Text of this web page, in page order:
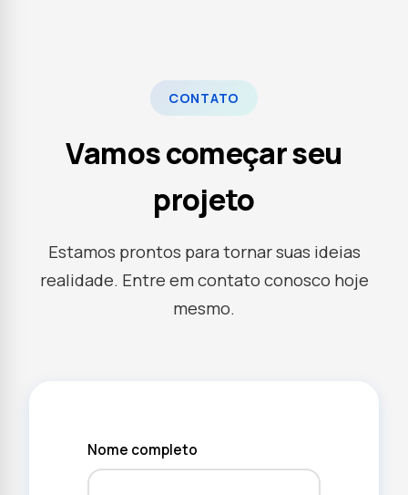
CONTATO
Vamos começar seu
projeto
Estamos prontos para tornar suas ideias
realidade. Entre em contato conosco hoje
mesmo.
Nome completo